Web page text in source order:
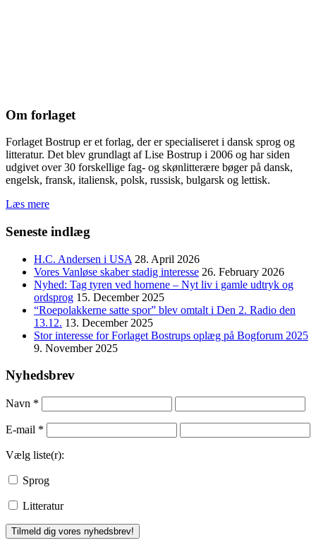
Om forlaget
Forlaget Bostrup er et forlag, der er specialiseret i dansk sprog og
litteratur. Det blev grundlagt af Lise Bostrup i 2006 og har siden
udgivet over 30 forskellige fag- og skønlitterære bøger på dansk,
engelsk, fransk, italiensk, polsk, russisk, bulgarsk og lettisk.
Læs mere
Seneste indlæg
H.C. Andersen i USA 28. April 2026
Vores Vanløse skaber stadig interesse 26. February 2026
Nyhed: Tag tyren ved hornene – Nyt liv i gamle udtryk og
ordsprog 15. December 2025
“Roepolakkerne satte spor” blev omtalt i Den 2. Radio den
13.12. 13. December 2025
Stor interesse for Forlaget Bostrups oplæg på Bogforum 2025
9. November 2025
Nyhedsbrev
Navn *
E-mail *
Vælg liste(r):
Sprog
Litteratur